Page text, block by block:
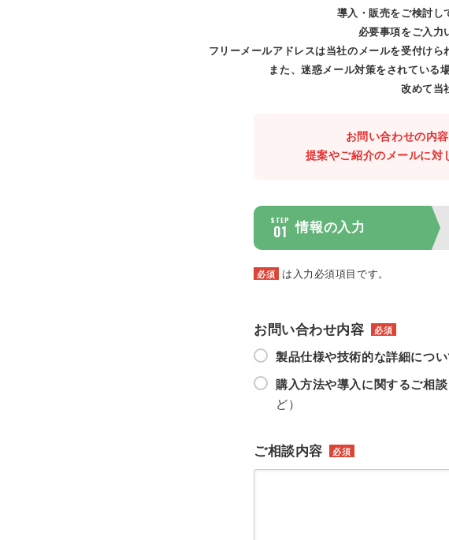
導入・販売をご検討し
必要事項をご入力
フリーメールアドレスは当社のメールを受付け
また、迷惑メール対策をされている
改めて当
お問い合わせの内
提案やご紹介のメールに対
STEP
01 情報の入力
必須 は入力必須項目です。
お問い合わせ内容 必須
製品仕様や技術的な詳細につい
購入方法や導入に関するご相談
ど）
ご相談内容 必須